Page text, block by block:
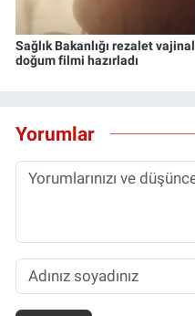
Sağlık Bakanlığı rezalet vajinal
doğum filmi hazırladı
Yorumlar